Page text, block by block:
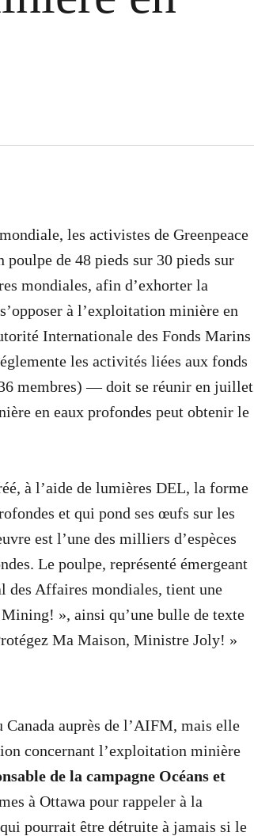
les activistes de Greenpeace
de 48 pieds sur 30 pieds sur
mondiales, afin d’exhorter la
à l’exploitation minière en
Internationale des Fonds Marins
les activités liées aux fonds
membres) — doit se réunir en juillet
en eaux profondes peut obtenir le
à l’aide de lumières DEL, la forme
et qui pond ses œufs sur les
est l’une des milliers d’espèces
Le poulpe, représenté émergeant
des Affaires mondiales, tient une
», ainsi qu’une bulle de texte
Ma Maison, Ministre Joly! »
auprès de l’AIFM, mais elle
concernant l’exploitation minière
de la campagne Océans et
à Ottawa pour rappeler à la
pourrait être détruite à jamais si le